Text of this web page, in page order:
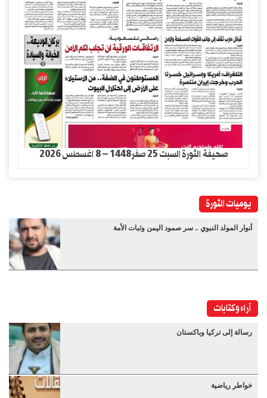
صحيفة الثورة السبت 25 صفر1448 – 8 اغسطس 2026
يوميات الثورة
أنوار المولد النبوي .. سر صمود اليمن وثبات الأمة
آراء وكتابات
رسالة إلى تركيا وباكستان
خواطر رياضية